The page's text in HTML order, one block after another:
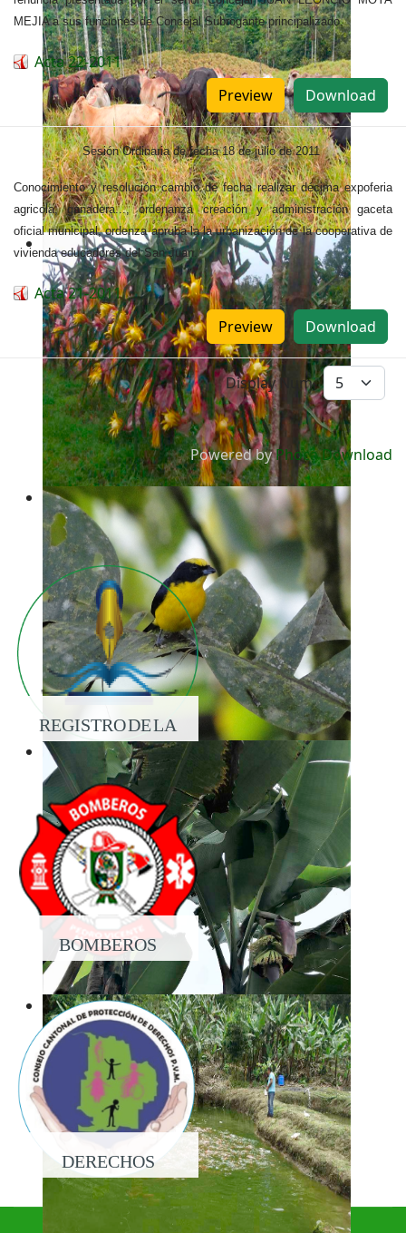
MEJIA a sus funciones de Concejal Subrogante principalizado.
Acta 22-2011
Download
Preview
Sesión Ordinaria de fecha 18 de julio de 2011
Conocimiento y resolución cambio de fecha realizar décima expoferia
agricola, ganadera..., ordenanza creación y administración gaceta
oficial municipal, ordenza apruba la la urbanización de la cooperativa de
vivienda educadores del San Juan.
Acta 21-2011
Download
Preview
Display Num
Powered byPhoca Download
REGISTRO DE LA
PROPIEDAD
BOMBEROS
DERECHOS